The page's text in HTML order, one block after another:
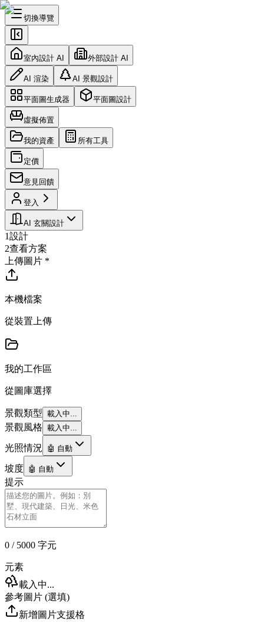
切換導覽
室內設計 AI 外部設計 AI
AI 渲染 AI 景觀設計
平面圖生成器 平面圖設計
虛擬佈置
我的資產 所有工具
定價
意見回饋
登入
AI 玄關設計
1設計
2查看方案
上傳圖片 *
本機檔案
從裝置上傳
我的工作區
從圖庫選擇
景觀類型 載入中...
景觀風格 載入中...
光照情況 🤖 自動
坡度 🤖 自動
提示
0 / 5000 字元
元素
載入中...
參考圖片 (選填)
新增圖片支援格